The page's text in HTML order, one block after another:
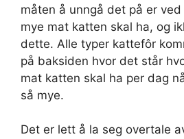
måten å unngå det på er
mye mat katten skal ha, og
dette. Alle typer kattefôr
på baksiden hvor det står
mat katten skal ha per dag
så mye.
Det er lett å la seg overtale